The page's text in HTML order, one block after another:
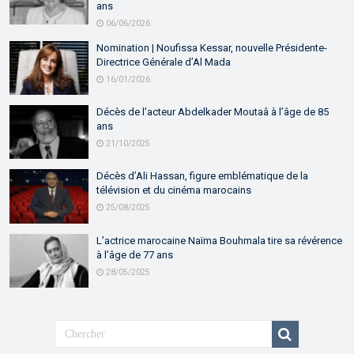
ans
06/06/2026
Nomination | Noufissa Kessar, nouvelle Présidente-
Directrice Générale d’Al Mada
16/01/2026
Décès de l’acteur Abdelkader Moutaâ à l’âge de 85
ans
21/10/2025
Décès d’Ali Hassan, figure emblématique de la
télévision et du cinéma marocains
25/08/2025
L’actrice marocaine Naïma Bouhmala tire sa révérence
à l’âge de 77 ans
28/05/2025